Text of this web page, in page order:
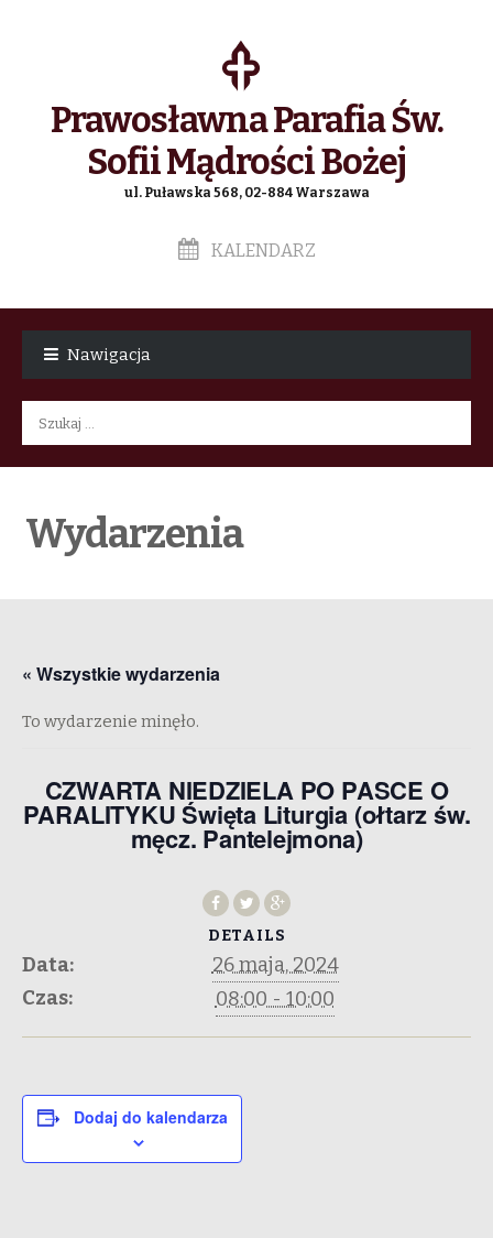
Prawosławna Parafia Św.
Sofii Mądrości Bożej
ul. Puławska 568, 02-884 Warszawa
KALENDARZ
Nawigacja
Szukaj:
Wydarzenia
« Wszystkie wydarzenia
To wydarzenie minęło.
CZWARTA NIEDZIELA PO PASCE O
PARALITYKU Święta Liturgia (ołtarz św.
męcz. Pantelejmona)
DETAILS
Data:
26 maja, 2024
Czas:
08:00 - 10:00
Dodaj do kalendarza